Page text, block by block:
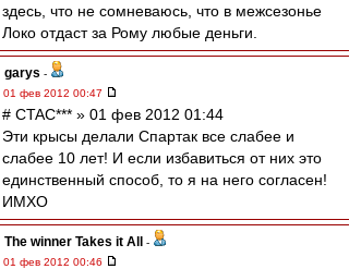
здесь, что не сомневаюсь, что в межсезонье
Локо отдаст за Рому любые деньги.
garys -
01 фев 2012 00:47
# CTAC*** » 01 фев 2012 01:44
Эти крысы делали Спартак все слабее и
слабее 10 лет! И если избавиться от них это
единственный способ, то я на него согласен!
ИМХО
The winner Takes it All
-
01 фев 2012 00:46